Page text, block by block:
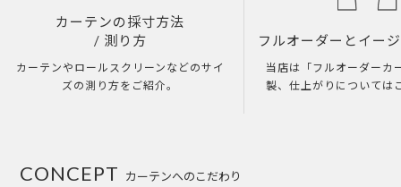
カーテンの採寸方法
/ 測り方
カーテンやロールスクリーンなどのサイ
ズの測り方をご紹介。
フルオーダーとイー
当店は「フルオーダーカ
製、仕上がりについては
カーテンへのこだわり
CONCEPT